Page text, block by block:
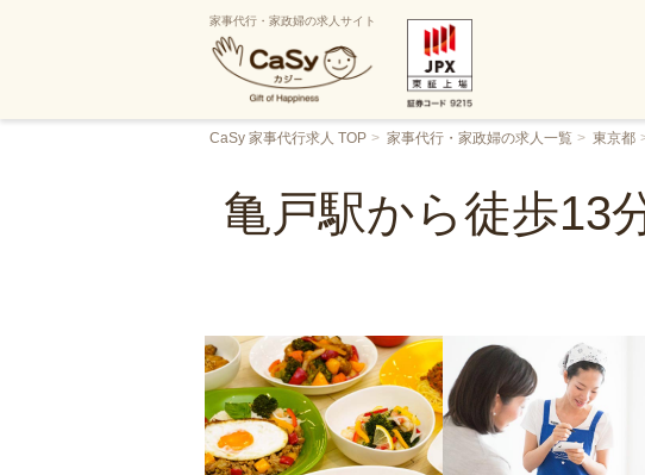
家事代行・家政婦の求人サイト
CaSy 家事代行求人 TOP 家事代行・家政婦の求人一覧 東京都
亀戸駅から徒歩13